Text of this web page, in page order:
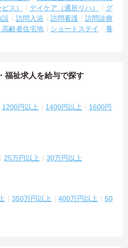
ス） デイケア（通所リハ）
グ
設 訪問入浴 訪問看護
訪問診療
齢者住宅地 ショートステイ
養
福祉求人を給与で探す
1200円以上 1400円以上
1600円
25万円以上 30万円以上
350万円以上 400万円以上
50